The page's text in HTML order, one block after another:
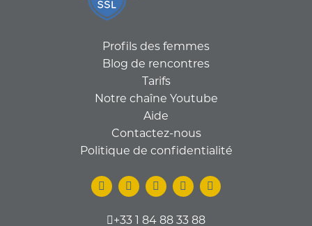
Profils des femmes
Blog de rencontres
Tarifs
Notre chaîne Youtube
Aide
Contactez-nous
Politique de confidentialité
+33 1 84 88 33 88